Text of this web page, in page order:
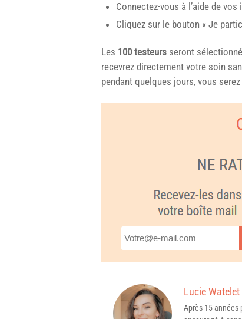
Connectez-vous à l’aide de
Cliquez sur le bouton « Je
Les 100 testeurs seront
recevrez directement votre soin
pendant quelques jours, vous
Lucie Watelet
Après 15 années